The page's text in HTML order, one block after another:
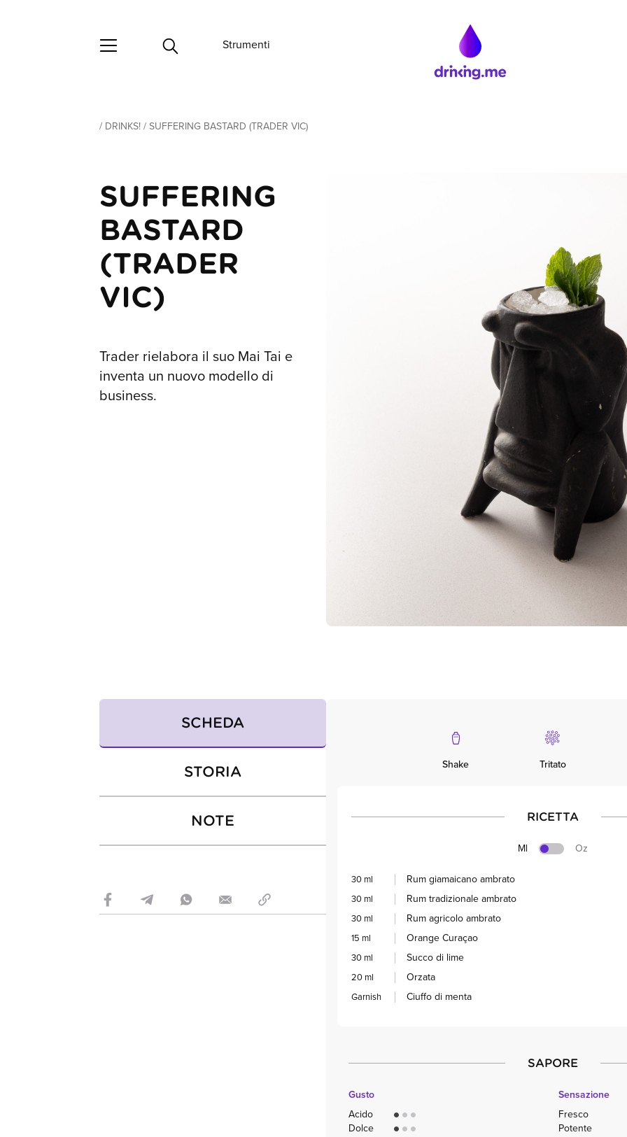
Strumenti
/ DRINKS!/SUFFERING BASTARD (TRADER VIC)
SUFFERING
BASTARD
(TRADER
VIC)
Trader rielabora il suo Mai Tai e
inventa un nuovo modello di
business.
SCHEDA
STORIA
NOTE
Shake Tritato
RICETTA
Ml Oz
30 ml Rum giamaicano ambrato
30 ml Rum tradizionale ambrato
30 ml Rum agricolo ambrato
15 ml Orange Curaçao
30 ml Succo di lime
20 ml Orzata
Garnish Ciuffo di menta
SAPORE
Gusto
Acido
circle circle circle
Dolce circle circle circle
Sensazione
Fresco
Potente